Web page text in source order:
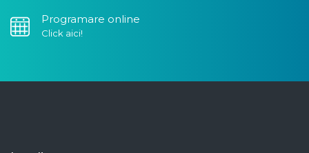
Programare online
Click aici!